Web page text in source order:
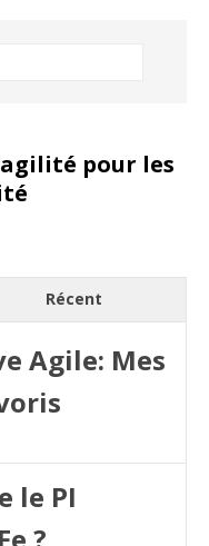
pour les
Récent
Agile: Mes
le PI